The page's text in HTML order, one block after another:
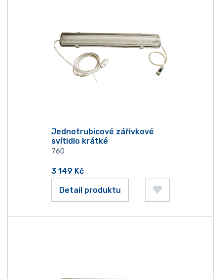
Jednotrubicové zářivkové
svítidlo krátké
760
3 149 Kč
Detail produktu